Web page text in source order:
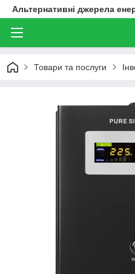
Альтернативні джерела
Товари та послуги